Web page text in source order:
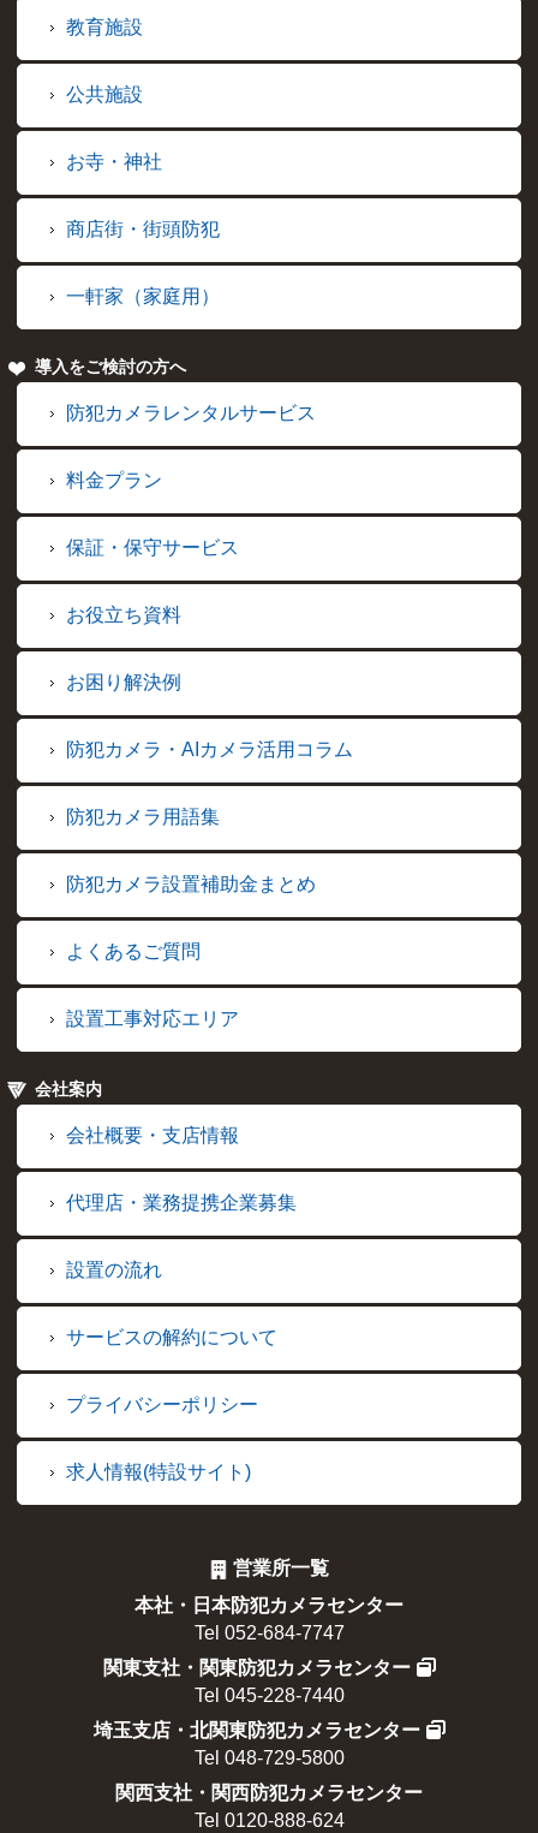
教育施設
公共施設
お寺・神社
商店街・街頭防犯
一軒家（家庭用）
導入をご検討の方へ
防犯カメラレンタルサービス
料金プラン
保証・保守サービス
お役立ち資料
お困り解決例
防犯カメラ・AIカメラ活用コラム
防犯カメラ用語集
防犯カメラ設置補助金まとめ
よくあるご質問
設置工事対応エリア
会社案内
会社概要・支店情報
代理店・業務提携企業募集
設置の流れ
サービスの解約について
プライバシーポリシー
求人情報(特設サイト)
営業所一覧
本社・日本防犯カメラセンター
Tel 052-684-7747
関東支社・関東防犯カメラセンター
Tel 045-228-7440
埼玉支店・北関東防犯カメラセンター
Tel 048-729-5800
関西支社・関西防犯カメラセンター
Tel 0120-888-624